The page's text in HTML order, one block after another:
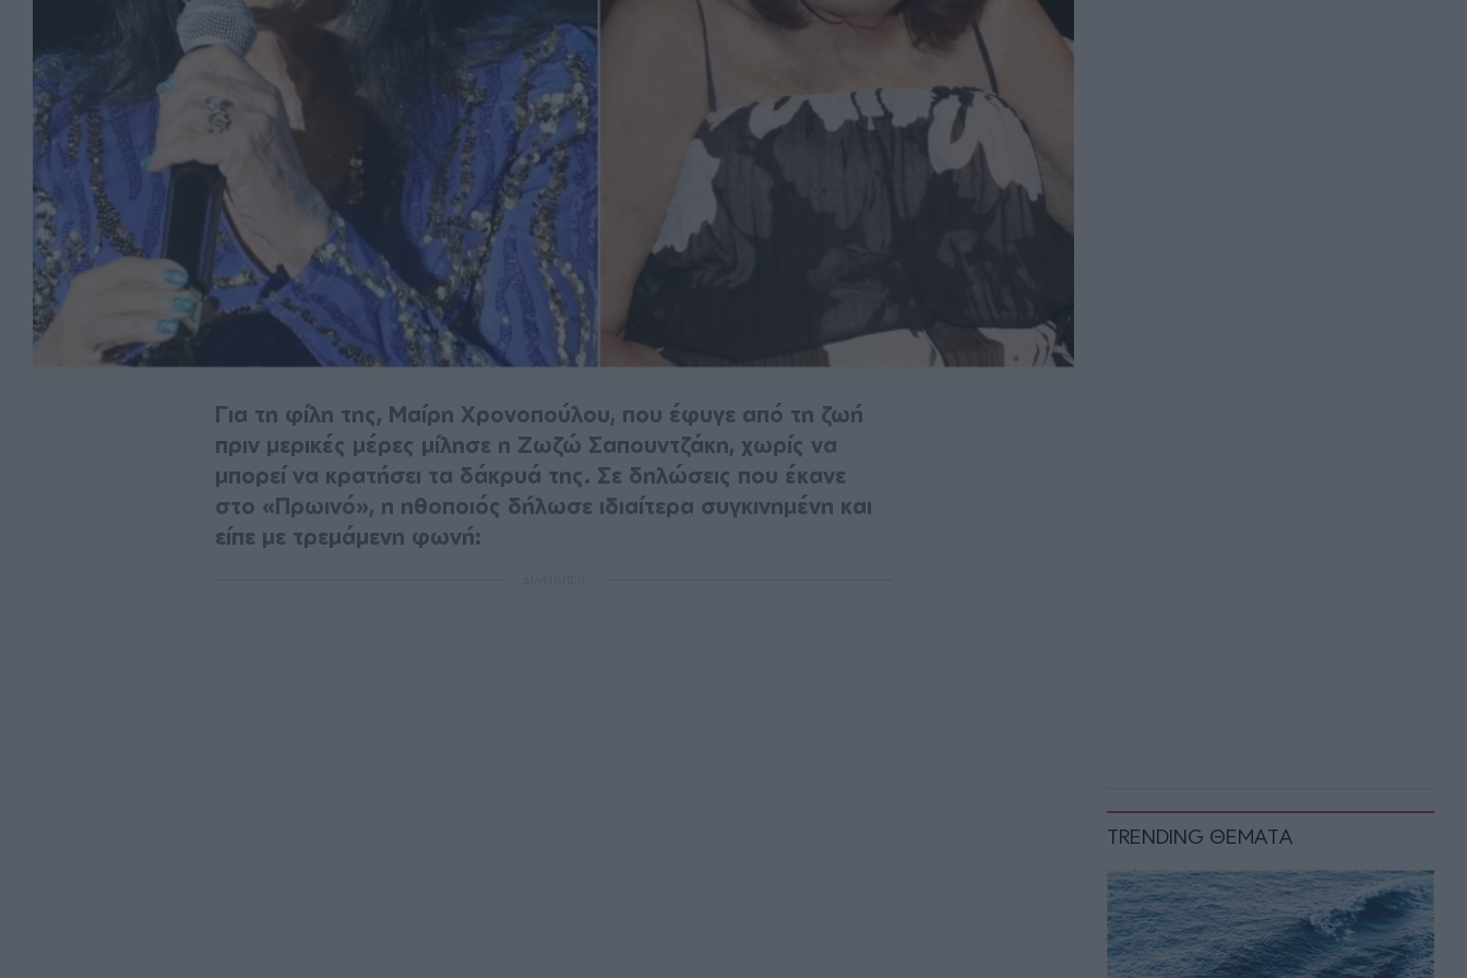
TRENDING ΘΕΜΑΤΑ
Για τη φίλη της, Μαίρη Χρονοπούλου, που έφυγε από τη ζωή
πριν μερικές μέρες μίλησε η Ζωζώ Σαπουντζάκη, χωρίς να
μπορεί να κρατήσει τα δάκρυά της. Σε δηλώσεις που έκανε
στο «Πρωινό», η ηθοποιός δήλωσε ιδιαίτερα συγκινημένη και
είπε με τρεμάμενη φωνή: